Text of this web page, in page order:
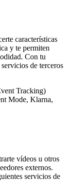
características
y te permiten
Con tu
de terceros
Tracking)
Mode, Klarna,
vídeos u otros
externos.
servicios de